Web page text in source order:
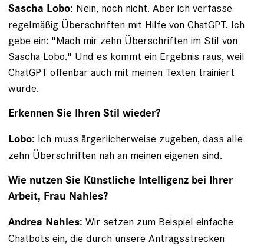
Sascha Lobo: Nein, noch nicht. Aber ich verfasse
regelmäßig Überschriften mit Hilfe von ChatGPT. Ich
gebe ein: "Mach mir zehn Überschriften im Stil von
Sascha Lobo." Und es kommt ein Ergebnis raus, weil
ChatGPT offenbar auch mit meinen Texten trainiert
wurde.
Erkennen Sie Ihren Stil wieder?
Lobo: Ich muss ärgerlicherweise zugeben, dass alle
zehn Überschriften nah an meinen eigenen sind.
Wie nutzen Sie Künstliche Intelligenz bei Ihrer
Arbeit, Frau Nahles?
Andrea Nahles: Wir setzen zum Beispiel einfache
Chatbots ein, die durch unsere Antragsstrecken